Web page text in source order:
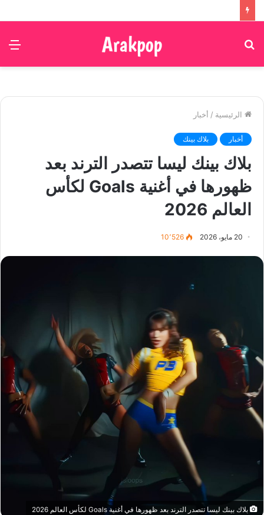
الرئيسية / أخبار
أخبار بلاك بينك
بلاك بينك ليسا تتصدر الترند بعد
ظهورها في أغنية Goals لكأس
العالم 2026
20 مايو، 2026 10٬526
بلاك بينك ليسا تتصدر الترند بعد ظهورها في أغنية Goals لكأس العالم 2026